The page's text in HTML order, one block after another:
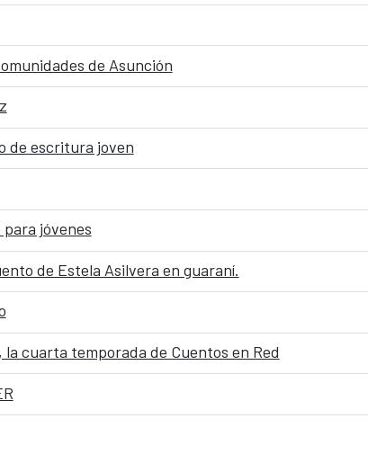
de Asunción
de escritura joven
jóvenes
de Estela Asilvera en guaraní.
cuarta temporada de Cuentos en Red